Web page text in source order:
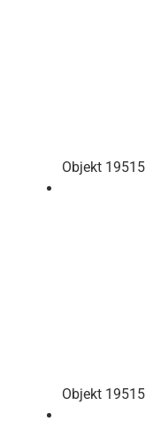
Objekt 19515
Objekt 19515